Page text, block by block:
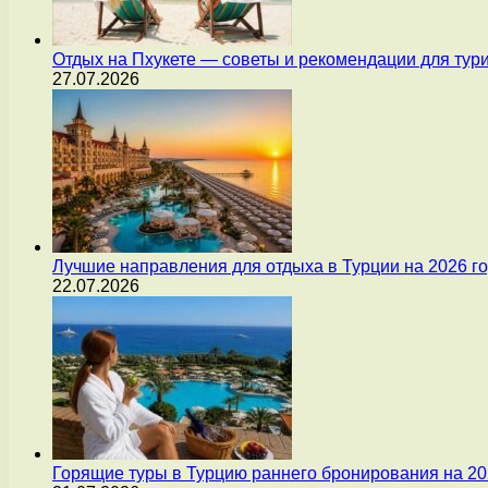
Отдых на Пхукете — советы и рекомендации для
27.07.2026
Лучшие направления для отдыха в Турции на 2026
22.07.2026
Горящие туры в Турцию раннего бронирования на